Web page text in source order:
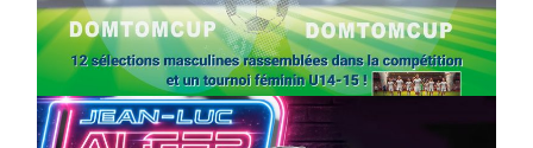
Foot : la DTC 2026 approche
On03/04/2026byWebmaster2Risi